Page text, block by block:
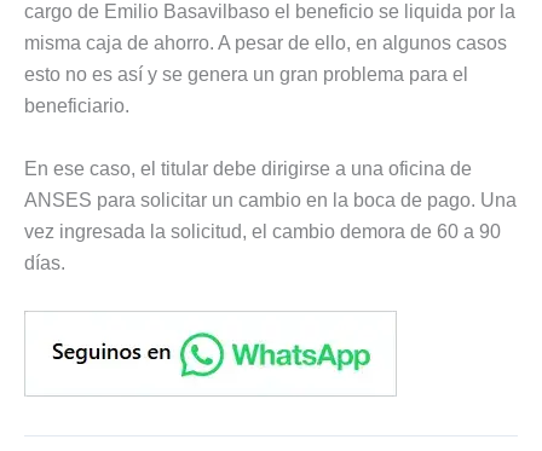
cargo de Emilio Basavilbaso el beneficio se liquida por la
misma caja de ahorro. A pesar de ello, en algunos casos
esto no es así y se genera un gran problema para el
beneficiario.
En ese caso, el titular debe dirigirse a una oficina de
ANSES para solicitar un cambio en la boca de pago. Una
vez ingresada la solicitud, el cambio demora de 60 a 90
días.